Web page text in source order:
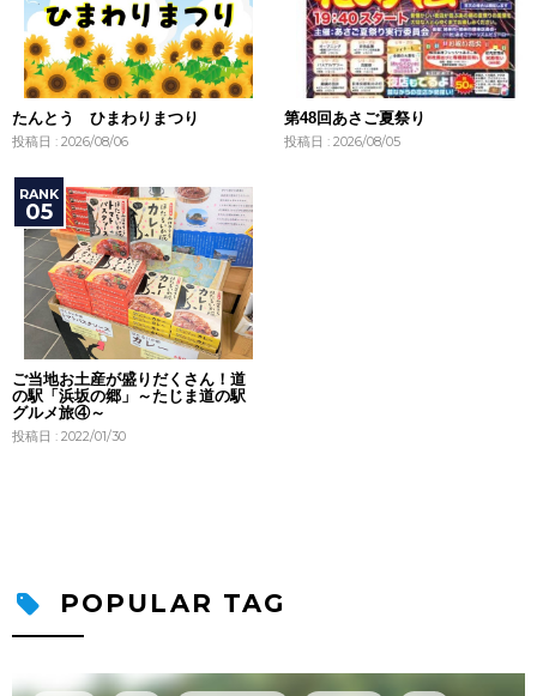
たんとう ひまわりまつり
投稿日 : 2026/08/06
第48回あさご夏祭り
投稿日 : 2026/08/05
ご当地お土産が盛りだくさん！道
の駅「浜坂の郷」～たじま道の駅
グルメ旅④～
投稿日 : 2022/01/30
POPULAR TAG